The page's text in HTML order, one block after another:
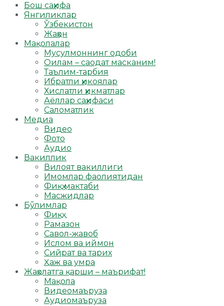
Бош саҳифа
Янгиликлар
Ўзбекистон
Жаҳон
Мақолалар
Мусулмоннинг одоби
Оилам – саодат масканим!
Таълим-тарбия
Ибратли ҳикоялар
Хислатли ҳикматлар
Аёллар саҳифаси
Саломатлик
Медиа
Видео
Фото
Аудио
Вакиллик
Вилоят вакиллиги
Имомлар фаолиятидан
Фиқҳ мактаби
Масжидлар
Бўлимлар
Фиқҳ
Рамазон
Савол-жавоб
Ислом ва иймон
Сийрат ва тарих
Ҳаж ва умра
Жаҳолатга қарши – маърифат!
Мақола
Видеомаъруза
Аудиомаъруза